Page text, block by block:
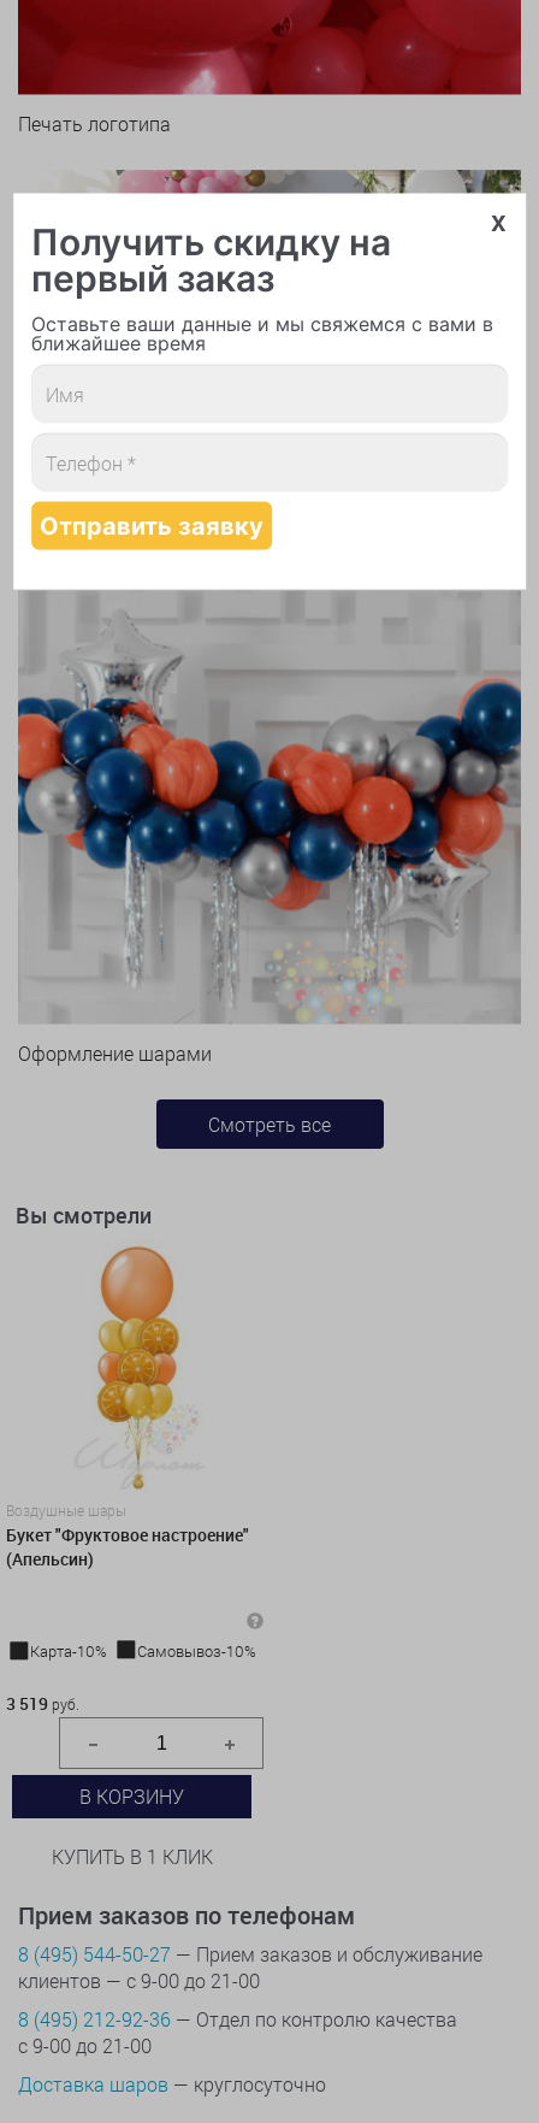
Печать логотипа
Арки и гирлянды из шаров
Надутие шаров гелием
Оформление шарами
Смотреть все
Вы смотрели
Воздушные шары
Букет "Фруктовое настроение"
(Апельсин)
Карта-10%
Самовывоз-10%
3 519 руб.
В КОРЗИНУ
КУПИТЬ В 1 КЛИК
Прием заказов по телефонам
8 (495) 544-50-27 — Прием заказов и обслуживание
клиентов — с 9-00 до 21-00
8 (495) 212-92-36 — Отдел по контролю качества
с 9-00 до 21-00
Доставка шаров — круглосуточно
x
Получить скидку на
первый заказ
Оставьте ваши данные и мы свяжемся с вами в
ближайшее время